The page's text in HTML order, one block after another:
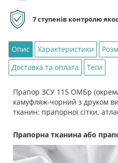
7 ступенів контролю
Опис Характеристики
Доставка та оплата
Теги
Прапор ЗСУ 115 ОМБр
камуфляж-чорний з друком
тканин: прапорної сітки,
Прапорна тканина або